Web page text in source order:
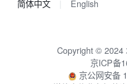
简体中文 English
Copyright © 2024
京ICP备
京公网安备